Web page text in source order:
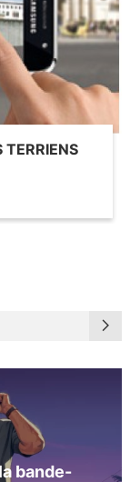
TERRIENS
bande-